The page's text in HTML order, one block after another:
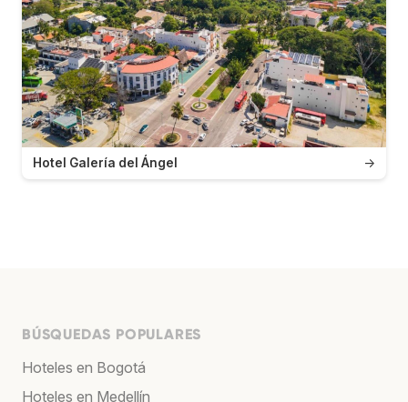
→
Hotel Galería del Ángel
BÚSQUEDAS POPULARES
Hoteles en Bogotá
Hoteles en Medellín